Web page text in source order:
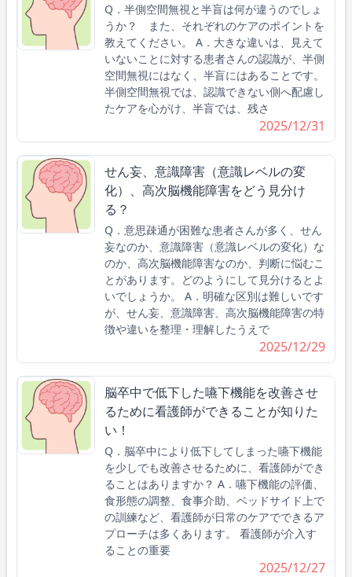
Q．半側空間無視と半盲は何が違うのでしょ
うか？ また、それぞれのケアのポイントを
教えてください。 A．大きな違いは、見えて
いないことに対する患者さんの認識が、半側
空間無視にはなく、半盲にはあることです。
半側空間無視では、認識できない側へ配慮し
たケアを心がけ、半盲では、残さ
2025/12/31
せん妄、意識障害（意識レベルの変
化）、高次脳機能障害をどう見分け
る？
Q．意思疎通が困難な患者さんが多く、せん
妄なのか、意識障害（意識レベルの変化）な
のか、高次脳機能障害なのか、判断に悩むこ
とがあります。どのようにして見分けるとよ
いでしょうか。 A．明確な区別は難しいです
が、せん妄、意識障害、高次脳機能障害の特
徴や違いを整理・理解したうえで
2025/12/29
脳卒中で低下した嚥下機能を改善させ
るために看護師ができることが知りた
い！
Q．脳卒中により低下してしまった嚥下機能
を少しでも改善させるために、看護師ができ
ることはありますか？ A．嚥下機能の評価、
食形態の調整、食事介助、ベッドサイド上で
の訓練など、看護師が日常のケアでできるア
プローチは多くあります。 看護師が介入す
ることの重要
2025/12/27